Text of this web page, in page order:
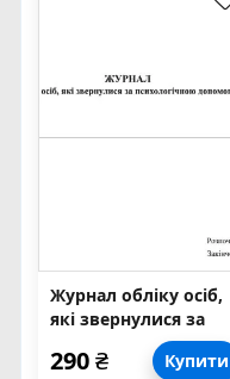
Журнал обліку осіб,
які звернулися за
психологічною
допомогою
290₴ Купити